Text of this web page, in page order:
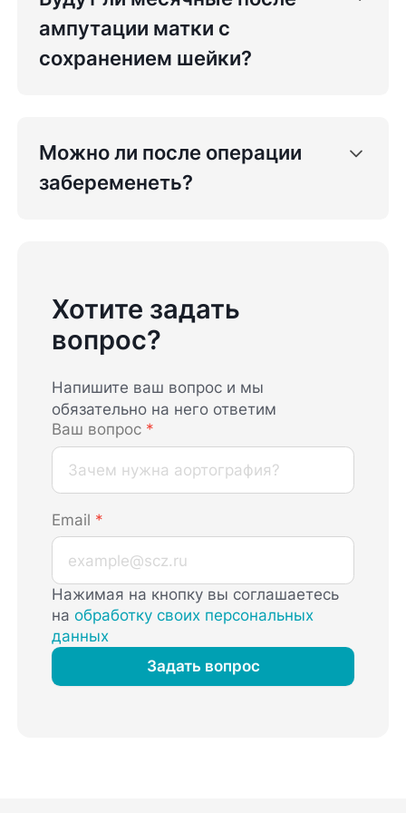
ампутации матки с
сохранением шейки?
Можно ли после операции
забеременеть?
Хотите задать
вопрос?
Напишите ваш вопрос и мы
обязательно на него ответим
Ваш вопрос *
Email *
Нажимая на кнопку вы соглашаетесь
наобработку своих персональных
данных
Задать вопрос